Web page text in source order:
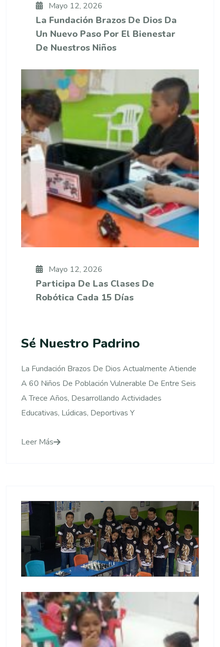
Mayo 12, 2026
La Fundación Brazos De Dios Da
Un Nuevo Paso Por El Bienestar
De Nuestros Niños
Mayo 12, 2026
Participa De Las Clases De
Robótica Cada 15 Días
Sé Nuestro Padrino
La Fundación Brazos De Dios Actualmente Atiende
A 60 Niños De Población Vulnerable De Entre Seis
A Trece Años, Desarrollando Actividades
Educativas, Lúdicas, Deportivas Y
Leer Más